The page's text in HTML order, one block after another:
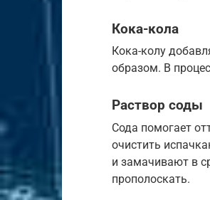
Кока-кола
Кока-колу
образом. В
Раствор соды
Сода помогает
очистить
и замачивают в
прополоскать.